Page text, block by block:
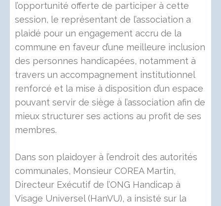
l’opportunité offerte de participer à cette
session, le représentant de l’association a
plaidé pour un engagement accru de la
commune en faveur d’une meilleure inclusion
des personnes handicapées, notamment à
travers un accompagnement institutionnel
renforcé et la mise à disposition d’un espace
pouvant servir de siège à l’association afin de
mieux structurer ses actions au profit de ses
membres.
Dans son plaidoyer à l’endroit des autorités
communales, Monsieur COREA Martin,
Directeur Exécutif de l’ONG Handicap à
Visage Universel (HanVU), a insisté sur la